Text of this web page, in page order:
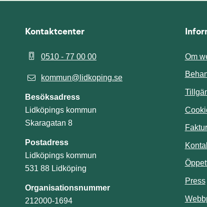
Kontaktcenter
0510 - 77 00 00
kommun@lidkoping.se
Besöksadress
Lidköpings kommun
Skaragatan 8
Postadress
Lidköpings kommun
531 88 Lidköping
Organisationsnummer
212000-1694
Om
Press